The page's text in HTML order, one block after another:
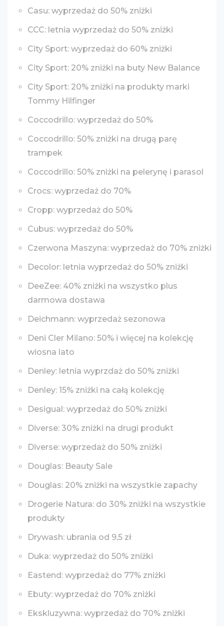
Casu: wyprzedaż do 50% zniżki
CCC: letnia wyprzedaż do 50% zniżki
City Sport: wyprzedaż do 60% zniżki
City Sport: 20% zniżki na buty New Balance
City Sport: 20% zniżki na produkty marki
Tommy Hilfinger
Coccodrillo: wyprzedaż do 50%
Coccodrillo: 50% zniżki na drugą parę
trampek
Coccodrillo: 50% zniżki na pelerynę i parasol
Crocs: wyprzedaż do 70%
Cropp: wyprzedaż do 50%
Cubus: wyprzedaż do 50%
Czerwona Maszyna: wyprzedaż do 70% zniżki
Decolor: letnia wyprzedaż do 50% zniżki
DeeZee: 40% zniżki na wszystko plus
darmowa dostawa
Deichmann: wyprzedaż sezonowa
Deni Cler Milano: 50% i więcej na kolekcję
wiosna lato
Denley: letnia wyprzdaż do 50% zniżki
Denley: 15% zniżki na całą kolekcję
Desigual: wyprzedaż do 50% zniżki
Diverse: 30% zniżki na drugi produkt
Diverse: wyprzedaż do 50% zniżki
Douglas: Beauty Sale
Douglas: 20% zniżki na wszystkie zapachy
Drogerie Natura: do 30% zniżki na wszystkie
produkty
Drywash: ubrania od 9,5 zł
Duka: wyprzedaż do 50% zniżki
Eastend: wyprzedaż do 77% zniżki
Ebuty: wyprzedaż do 70% zniżki
Ekskluzywna: wyprzedaż do 70% zniżki